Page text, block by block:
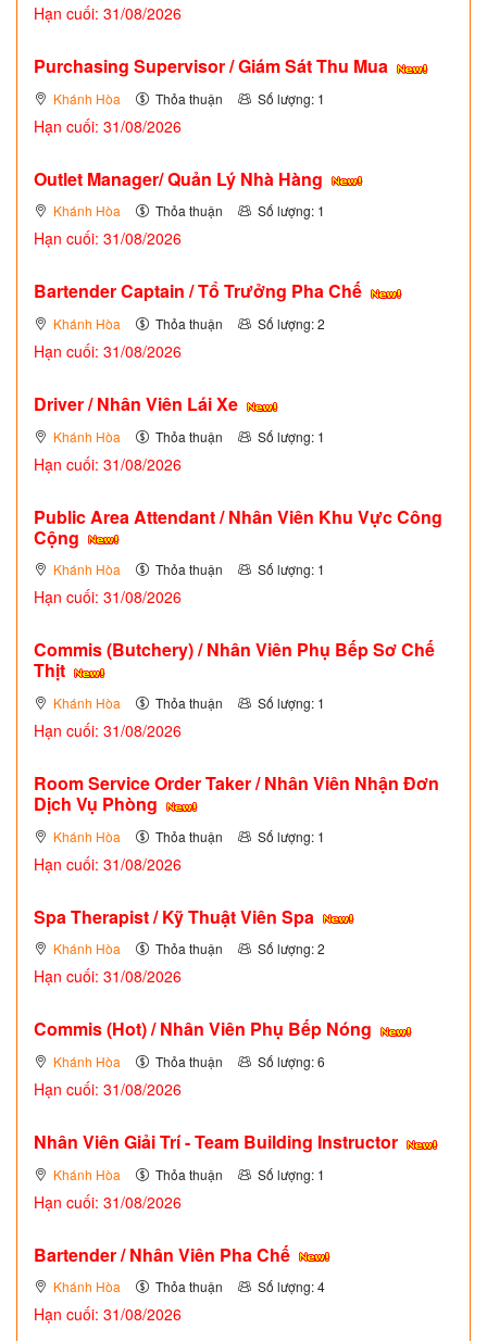
Hạn cuối: 31/08/2026
Purchasing Supervisor / Giám Sát Thu Mua
Khánh Hòa Thỏa thuận Số lượng: 1
Hạn cuối: 31/08/2026
Outlet Manager/ Quản Lý Nhà Hàng
Khánh Hòa Thỏa thuận Số lượng: 1
Hạn cuối: 31/08/2026
Bartender Captain / Tổ Trưởng Pha Chế
Khánh Hòa Thỏa thuận Số lượng: 2
Hạn cuối: 31/08/2026
Driver / Nhân Viên Lái Xe
Khánh Hòa Thỏa thuận Số lượng: 1
Hạn cuối: 31/08/2026
Public Area Attendant / Nhân Viên Khu Vực Công
Cộng
Khánh Hòa Thỏa thuận Số lượng: 1
Hạn cuối: 31/08/2026
Commis (Butchery) / Nhân Viên Phụ Bếp Sơ Chế
Thịt
Khánh Hòa Thỏa thuận Số lượng: 1
Hạn cuối: 31/08/2026
Room Service Order Taker / Nhân Viên Nhận Đơn
Dịch Vụ Phòng
Khánh Hòa Thỏa thuận Số lượng: 1
Hạn cuối: 31/08/2026
Spa Therapist / Kỹ Thuật Viên Spa
Khánh Hòa Thỏa thuận Số lượng: 2
Hạn cuối: 31/08/2026
Commis (Hot) / Nhân Viên Phụ Bếp Nóng
Khánh Hòa Thỏa thuận Số lượng: 6
Hạn cuối: 31/08/2026
Nhân Viên Giải Trí - Team Building Instructor
Khánh Hòa Thỏa thuận Số lượng: 1
Hạn cuối: 31/08/2026
Bartender / Nhân Viên Pha Chế
Khánh Hòa Thỏa thuận Số lượng: 4
Hạn cuối: 31/08/2026